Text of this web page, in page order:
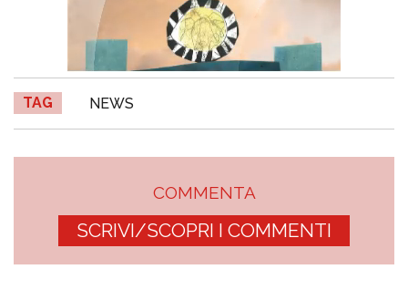
TAG NEWS
COMMENTA
SCRIVI/SCOPRI I COMMENTI